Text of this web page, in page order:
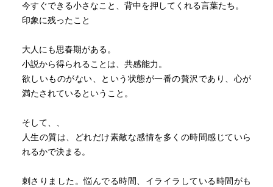
今すぐできる小さなこと、背中を押してくれる言葉たち。
印象に残ったこと
大人にも思春期がある。
小説から得られることは、共感能力。
欲しいものがない、という状態が一番の贅沢であり、心が
満たされているということ。
そして、、
人生の質は、どれだけ素敵な感情を多くの時間感じていら
れるかで決まる。
刺さりました。悩んでる時間、イライラしている時間がも